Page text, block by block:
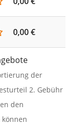
0,00 €
der
2. Gebühr
den